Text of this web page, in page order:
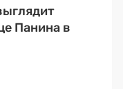
Панина в